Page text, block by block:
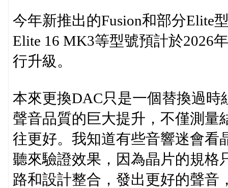
今年新推出的Fusion和部分Elite
Elite 16 MK3等型號預計於2026
行升級。
本來更換DAC只是一個替換過
聲音品質的巨大提升，不僅測量
往更好。我知道有些音響迷會看
聽來驗證效果，因為晶片的規格
路和設計整合，發出更好的聲音